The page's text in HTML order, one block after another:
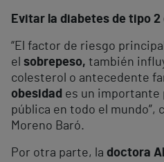
Evitar la diabetes de tipo 2
“El factor de riesgo
el sobrepeso, también
colesterol o antecedente
obesidad es un importante
pública en todo el mundo”,
Moreno Baró.
Por otra parte, la doctora